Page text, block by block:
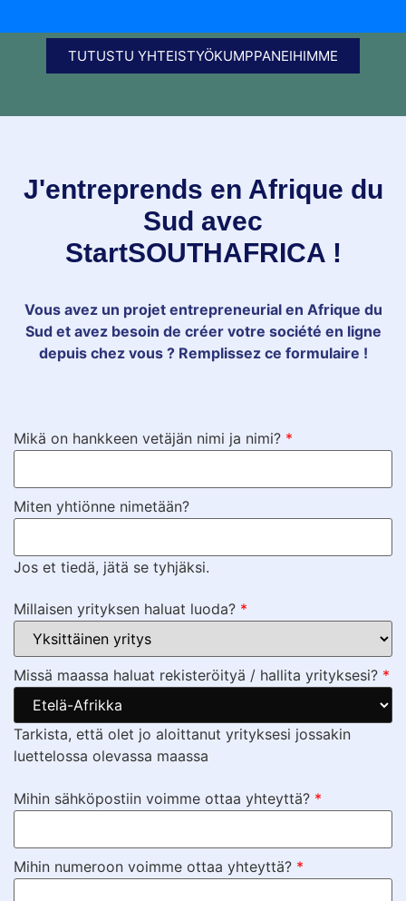
TUTUSTU YHTEISTYÖKUMPPANEIHIMME
J'entreprends en Afrique du
Sud avec
StartSOUTHAFRICA !
Vous avez un projet entrepreneurial en Afrique du
Sud et avez besoin de créer votre société en ligne
depuis chez vous ? Remplissez ce formulaire !
Mikä on hankkeen vetäjän nimi ja nimi? *
Miten yhtiönne nimetään?
Jos et tiedä, jätä se tyhjäksi.
Millaisen yrityksen haluat luoda? *
Missä maassa haluat rekisteröityä / hallita yrityksesi? *
Tarkista, että olet jo aloittanut yrityksesi jossakin
luettelossa olevassa maassa
Mihin sähköpostiin voimme ottaa yhteyttä? *
Mihin numeroon voimme ottaa yhteyttä? *